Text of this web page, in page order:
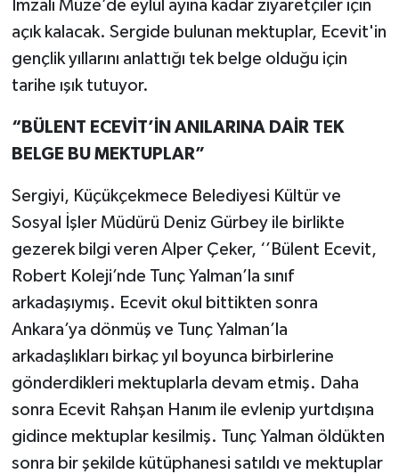
İmzalı Müze’de eylül ayına kadar ziyaretçiler için
açık kalacak. Sergide bulunan mektuplar, Ecevit'in
gençlik yıllarını anlattığı tek belge olduğu için
tarihe ışık tutuyor.
“BÜLENT ECEVİT’İN ANILARINA DAİR TEK
BELGE BU MEKTUPLAR”
Sergiyi, Küçükçekmece Belediyesi Kültür ve
Sosyal İşler Müdürü Deniz Gürbey ile birlikte
gezerek bilgi veren Alper Çeker, ‘’Bülent Ecevit,
Robert Koleji’nde Tunç Yalman’la sınıf
arkadaşıymış. Ecevit okul bittikten sonra
Ankara’ya dönmüş ve Tunç Yalman’la
arkadaşlıkları birkaç yıl boyunca birbirlerine
gönderdikleri mektuplarla devam etmiş. Daha
sonra Ecevit Rahşan Hanım ile evlenip yurtdışına
gidince mektuplar kesilmiş. Tunç Yalman öldükten
sonra bir şekilde kütüphanesi satıldı ve mektuplar